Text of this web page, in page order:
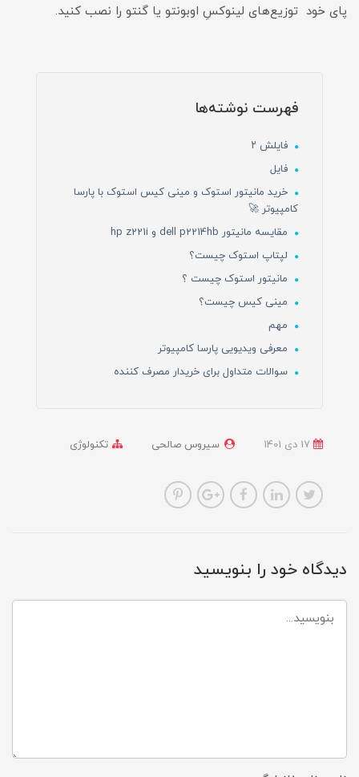
پای خود توزیع‌های لینوکسِ اوبونتو یا گنتو را نصب کنید.
فهرست نوشته‌ها
فایلش ۲
فایل
خرید مانیتور استوک و مینی کیس استوک با پارسا
کامپیوتر 🚀
مقایسه مانیتور dell p2214hb و hp z221i
لپتاپ استوک چیست؟
مانیتور استوک چیست ؟
مینی کیس چیست؟
مهم
معرفی ویدیویی پارسا کامپیوتر
سوالات متداول برای خریدار مصرف کننده
سیروس صالحی تکنولوژی
دیدگاه خود را بنویسید